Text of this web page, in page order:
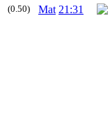
(0.50) Mat 21:31